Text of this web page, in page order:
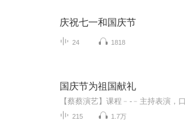
庆祝七一和国庆节
24 1818
国庆节为祖国献礼
215 1.7万